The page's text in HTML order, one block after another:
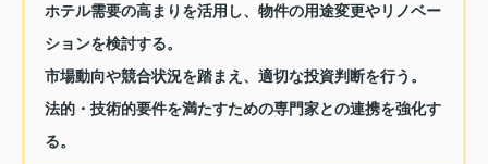
ホテル需要の高まりを活用し、物件の用途変更やリノベー
ションを検討する。
市場動向や競合状況を踏まえ、適切な投資判断を行う。
法的・技術的要件を満たすための専門家との連携を強化す
る。